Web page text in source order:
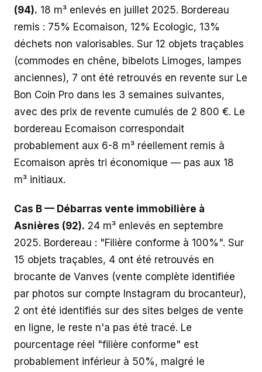
(94). 18 m³ enlevés en juillet 2025. Bordereau
remis : 75% Ecomaison, 12% Ecologic, 13%
déchets non valorisables. Sur 12 objets traçables
(commodes en chêne, bibelots Limoges, lampes
anciennes), 7 ont été retrouvés en revente sur Le
Bon Coin Pro dans les 3 semaines suivantes,
avec des prix de revente cumulés de 2 800 €. Le
bordereau Ecomaison correspondait
probablement aux 6-8 m³ réellement remis à
Ecomaison après tri économique — pas aux 18
m³ initiaux.
Cas B — Débarras vente immobilière à
Asnières (92). 24 m³ enlevés en septembre
2025. Bordereau : "Filière conforme à 100%". Sur
15 objets traçables, 4 ont été retrouvés en
brocante de Vanves (vente complète identifiée
par photos sur compte Instagram du brocanteur),
2 ont été identifiés sur des sites belges de vente
en ligne, le reste n'a pas été tracé. Le
pourcentage réel "filière conforme" est
probablement inférieur à 50%, malgré le